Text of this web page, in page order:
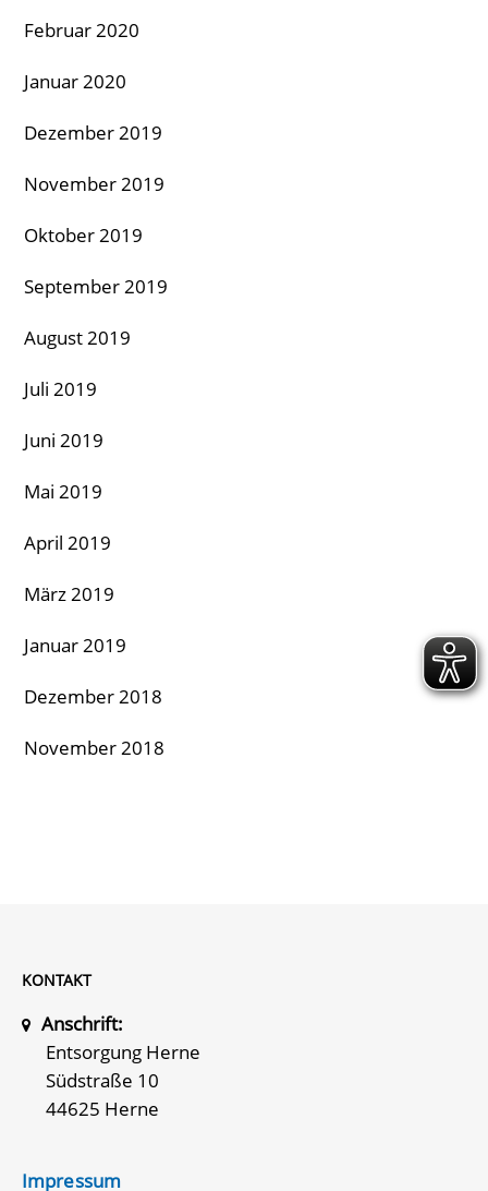
Februar 2020
Januar 2020
Dezember 2019
November 2019
Oktober 2019
September 2019
August 2019
Juli 2019
Juni 2019
Mai 2019
April 2019
März 2019
Januar 2019
Dezember 2018
November 2018
KONTAKT
Anschrift:
Entsorgung Herne
Südstraße 10
44625 Herne
Impressum